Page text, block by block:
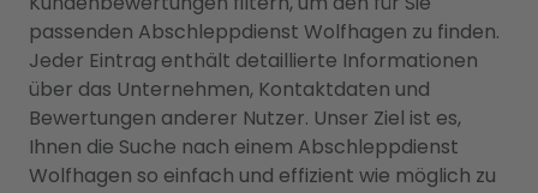
passenden Abschleppdienst Wolfhagen zu finden.
Jeder Eintrag enthält detaillierte Informationen
über das Unternehmen, Kontaktdaten und
Bewertungen anderer Nutzer. Unser Ziel ist es,
Ihnen die Suche nach einem Abschleppdienst
Wolfhagen so einfach und effizient wie möglich zu